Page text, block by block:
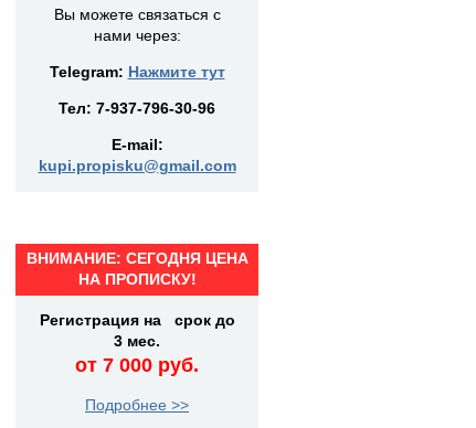
Вы можете связаться с
нами через:
Telegram: Нажмите тут
Тел: 7-937-796-30-96
E-mail:
kupi.propisku@gmail.com
ВНИМАНИЕ: СЕГОДНЯ ЦЕНА
НА ПРОПИСКУ!
Регистрация на срок до
3 мес.
от 7 000 руб.
Подробнее >>